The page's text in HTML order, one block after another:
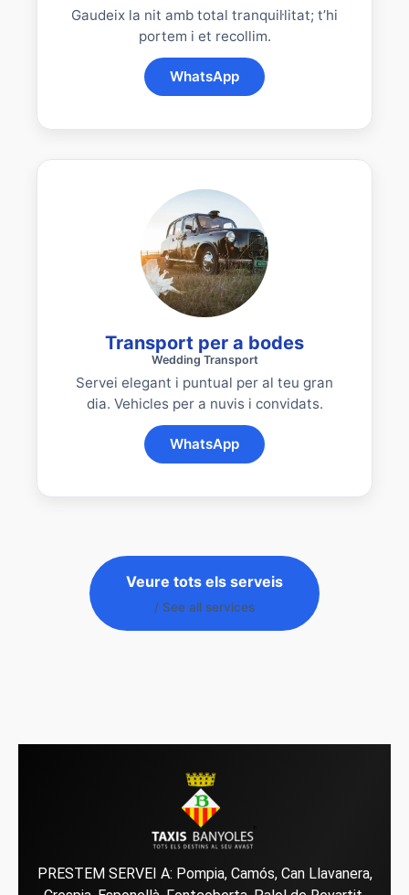
Gaudeix la nit amb total tranquil·litat; t’hi
portem i et recollim.
WhatsApp
Transport per a bodes
Wedding Transport
Servei elegant i puntual per al teu gran
dia. Vehicles per a nuvis i convidats.
WhatsApp
Veure tots els serveis
/ See all services
PRESTEM SERVEI A: Pompia, Camós, Can Llavanera,